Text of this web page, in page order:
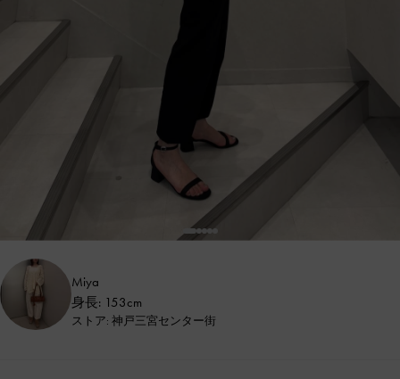
Miya
身長: 153cm
ストア: 神戸三宮センター街